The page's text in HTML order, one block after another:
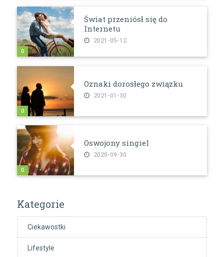
Świat przeniósł się do
Internetu
2021-05-12
0
Oznaki dorosłego związku
2021-01-30
0
Oswojony singiel
2020-09-30
0
Kategorie
Ciekawostki
Lifestyle